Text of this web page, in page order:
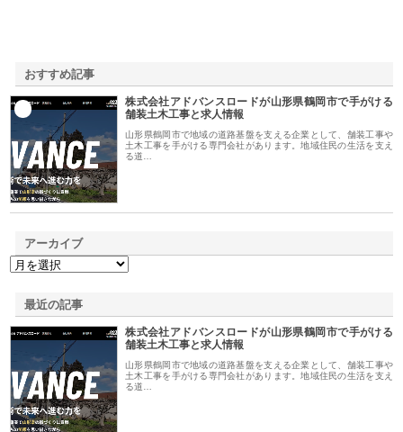
おすすめ記事
株式会社アドバンスロードが山形県鶴岡市で手がける
舗装土木工事と求人情報
山形県鶴岡市で地域の道路基盤を支える企業として、舗装工事や
土木工事を手がける専門会社があります。地域住民の生活を支え
る道…
アーカイブ
最近の記事
株式会社アドバンスロードが山形県鶴岡市で手がける
舗装土木工事と求人情報
山形県鶴岡市で地域の道路基盤を支える企業として、舗装工事や
土木工事を手がける専門会社があります。地域住民の生活を支え
る道…